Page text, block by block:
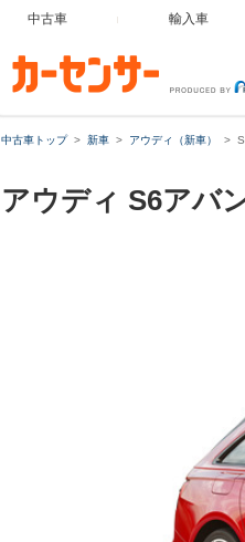
中古車 輸入車
中古車トップ 新車 アウディ（新車）
アウディ S6アバ